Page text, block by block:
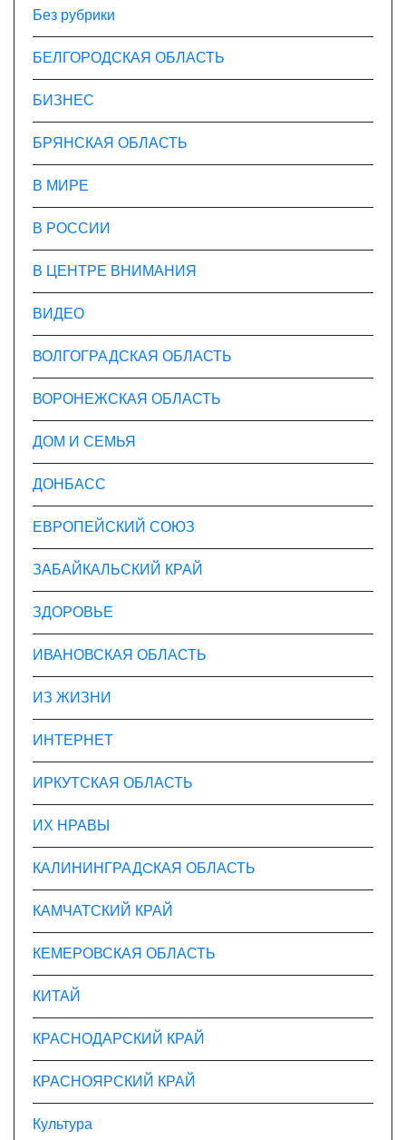
Без рубрики
БЕЛГОРОДСКАЯ ОБЛАСТЬ
БИЗНЕС
БРЯНСКАЯ ОБЛАСТЬ
В МИРЕ
В РОССИИ
В ЦЕНТРЕ ВНИМАНИЯ
ВИДЕО
ВОЛГОГРАДСКАЯ ОБЛАСТЬ
ВОРОНЕЖСКАЯ ОБЛАСТЬ
ДОМ И СЕМЬЯ
ДОНБАСС
ЕВРОПЕЙСКИЙ СОЮЗ
ЗАБАЙКАЛЬСКИЙ КРАЙ
ЗДОРОВЬЕ
ИВАНОВСКАЯ ОБЛАСТЬ
ИЗ ЖИЗНИ
ИНТЕРНЕТ
ИРКУТСКАЯ ОБЛАСТЬ
ИХ НРАВЫ
КАЛИНИНГРАДCКАЯ ОБЛАСТЬ
КАМЧАТСКИЙ КРАЙ
КЕМЕРОВСКАЯ ОБЛАСТЬ
КИТАЙ
КРАСНОДАРСКИЙ КРАЙ
КРАСНОЯРСКИЙ КРАЙ
Культура